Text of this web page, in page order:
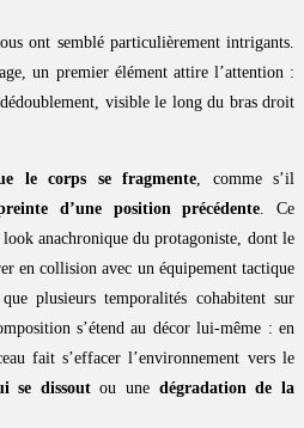
ont semblé particulièrement intrigants.
un premier élément attire l’attention :
visible le long du bras droit
le corps se fragmente , comme s’il
d’une position précédente . Ce
anachronique du protagoniste, dont le
en collision avec un équipement tactique
plusieurs temporalités cohabitent sur
s’étend au décor lui-même : en
fait s’effacer l’environnement vers le
se dissoutou une dégradation de la